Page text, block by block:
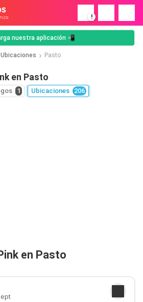
!
nuestra aplicación 📲
Ubicaciones Pasto
en Pasto
1 Ubicaciones 206
en Pasto